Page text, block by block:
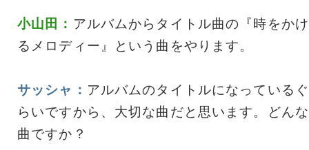
小山田： アルバムからタイトル曲の『時をかけ
るメロディー』という曲をやります。
サッシャ： アルバムのタイトルになっているぐ
らいですから、大切な曲だと思います。どんな
曲ですか？